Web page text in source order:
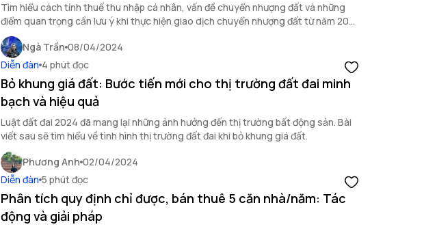
Tìm hiểu cách tính thuế thu nhập cá nhân, vấn đề chuyển nhượng đất và những
điểm quan trọng cần lưu ý khi thực hiện giao dịch chuyển nhượng đất từ năm 2025
qua bài viết này.
Ngà Trần 08/04/2024
Diễn đàn 4 phút đọc
Bỏ khung giá đất: Bước tiến mới cho thị trường đất đai minh
bạch và hiệu quả
Luật đất đai 2024 đã mang lại những ảnh hưởng đến thị trường bất động sản. Bài
viết sau sẽ tìm hiểu về tình hình thị trường đất đai khi bỏ khung giá đất.
Phương Anh 02/04/2024
Diễn đàn 5 phút đọc
Phân tích quy định chỉ được, bán thuê 5 căn nhà/năm: Tác
động và giải pháp